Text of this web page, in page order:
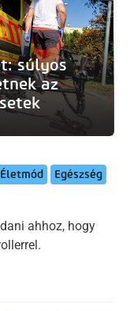
súlyos
az
Életmód
Egészség
ahhoz, hogy